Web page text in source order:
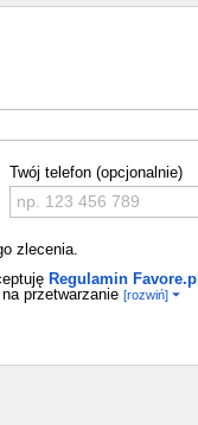
Twój telefon (opcjonalnie)
zlecenia.
Regulamin Favore.pl
przetwarzanie [rozwiń]